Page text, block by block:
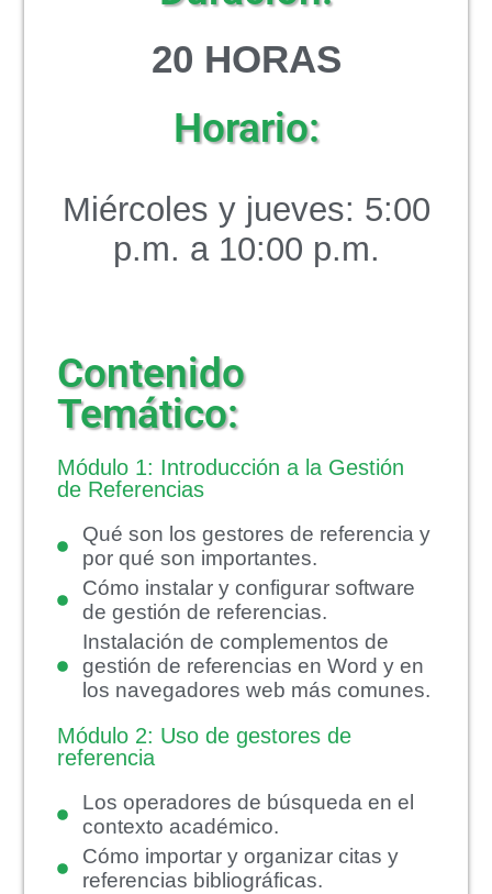
20 HORAS
Horario:
Miércoles y jueves: 5:00
p.m. a 10:00 p.m.
Contenido
Temático:
Módulo 1: Introducción a la Gestión
de Referencias
Qué son los gestores de referencia y
por qué son importantes.
Cómo instalar y configurar software
de gestión de referencias.
Instalación de complementos de
gestión de referencias en Word y en
los navegadores web más comunes.
Módulo 2: Uso de gestores de
referencia
Los operadores de búsqueda en el
contexto académico.
Cómo importar y organizar citas y
referencias bibliográficas.